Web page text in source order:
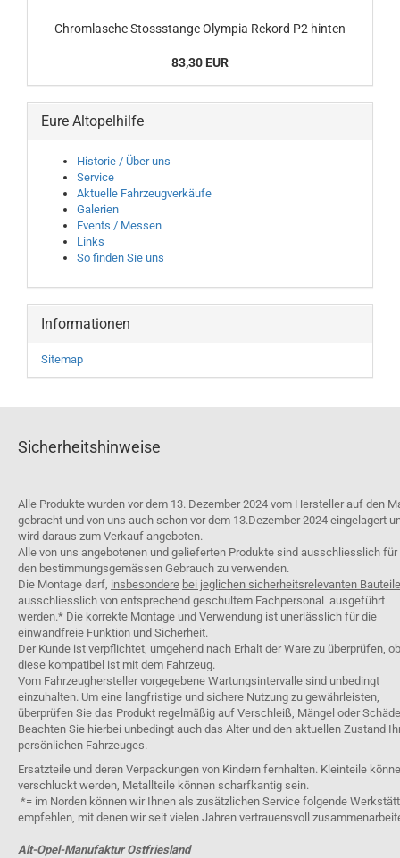
Chromlasche Stossstange Olympia Rekord P2 hinten
83,30 EUR
Eure Altopelhilfe
Historie / Über uns
Service
Aktuelle Fahrzeugverkäufe
Galerien
Events / Messen
Links
So finden Sie uns
Informationen
Sitemap
Sicherheitshinweise
Alle Produkte wurden vor dem 13. Dezember 2024 vom Hersteller auf den
gebracht und von uns auch schon vor dem 13.Dezember 2024 eingelagert
wird daraus zum Verkauf angeboten.
Alle von uns angebotenen und gelieferten Produkte sind ausschliesslich für
den bestimmungsgemässen Gebrauch zu verwenden.
Die Montage darf, insbesondere bei jeglichen sicherheitsrelevanten
ausschliesslich von entsprechend geschultem Fachpersonal ausgeführt
werden.* Die korrekte Montage und Verwendung ist unerlässlich für die
einwandfreie Funktion und Sicherheit.
Der Kunde ist verpflichtet, umgehend nach Erhalt der Ware zu überprüfen, ob
diese kompatibel ist mit dem Fahrzeug.
Vom Fahrzeughersteller vorgegebene Wartungsintervalle sind unbedingt
einzuhalten. Um eine langfristige und sichere Nutzung zu gewährleisten,
überprüfen Sie das Produkt regelmäßig auf Verschleiß, Mängel oder
Beachten Sie hierbei unbedingt auch das Alter und den aktuellen Zustand
persönlichen Fahrzeuges.
Ersatzteile und deren Verpackungen von Kindern fernhalten. Kleinteile
verschluckt werden, Metallteile können scharfkantig sein.
*= im Norden können wir Ihnen als zusätzlichen Service folgende
empfehlen, mit denen wir seit vielen Jahren vertrauensvoll
Alt-Opel-Manufaktur Ostfriesland